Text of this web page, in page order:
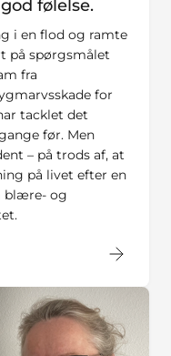
følelse.
i en flod og ramte
på spørgsmålet
fra
for
tacklet det
før. Men
– på trods af, at
på livet efter en
blære- og